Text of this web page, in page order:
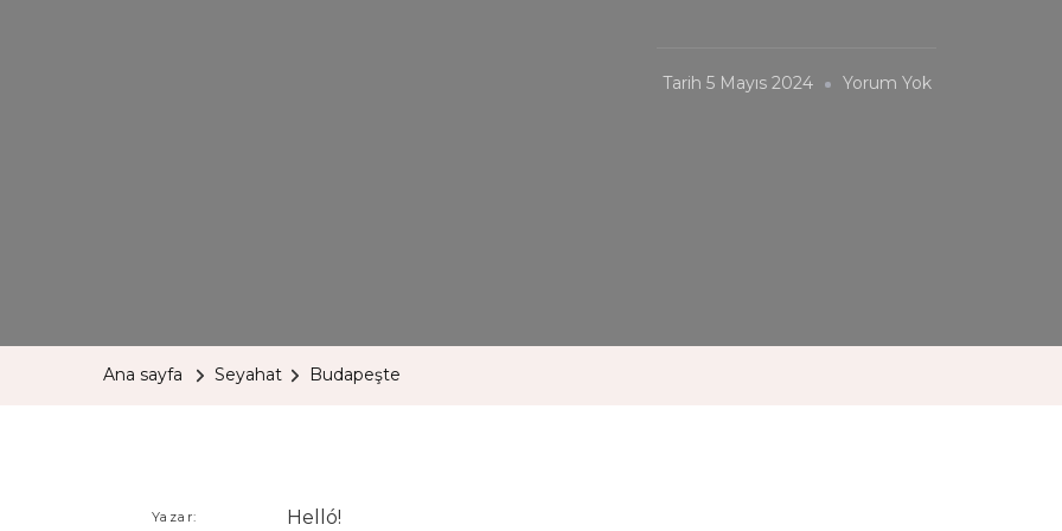
Tarih 5 Mayıs 2024 Yorum YokBudapeşte
Ana sayfa Seyahat Budapeşte
Yazar: Helló!